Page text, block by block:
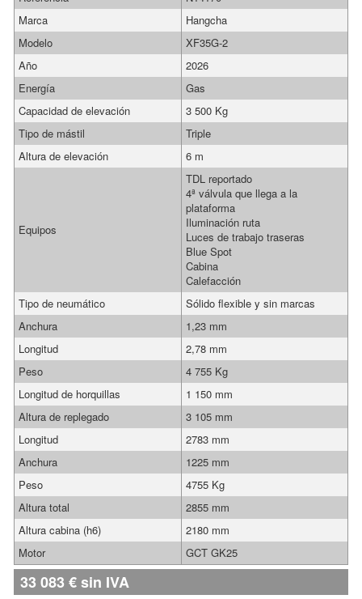
Marca
Hangcha
Modelo
XF35G-2
Año
2026
Energía
Gas
Capacidad de elevación
3 500 Kg
Tipo de mástil
Triple
Altura de elevación
6 m
Equipos
TDL reportado
4ª válvula que llega a la
plataforma
Iluminación ruta
Luces de trabajo traseras
Blue Spot
Cabina
Calefacción
Tipo de neumático
Sólido flexible y sin marcas
Anchura
1,23 mm
Longitud
2,78 mm
Peso
4 755 Kg
Longitud de horquillas
1 150 mm
Altura de replegado
3 105 mm
Longitud
2783 mm
Anchura
1225 mm
Peso
4755 Kg
Altura total
2855 mm
Altura cabina (h6)
2180 mm
Motor
GCT GK25
33 083€sin IVA